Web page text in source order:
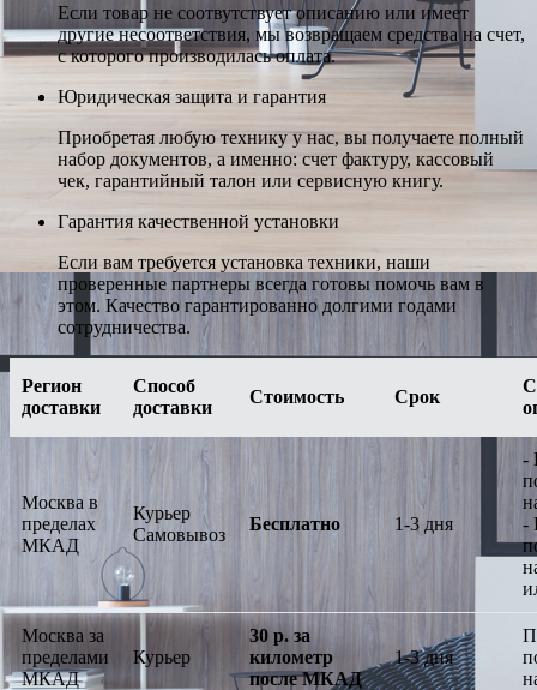
Если товар не соотвутствует описанию или имеет
другие несоответствия, мы возвращаем средства на счет,
с которого производилась оплата.
Юридическая защита и гарантия
Приобретая любую технику у нас, вы получаете полный
набор документов, а именно: счет фактуру, кассовый
чек, гарантийный талон или сервисную книгу.
Гарантия качественной установки
Если вам требуется установка техники, наши
проверенные партнеры всегда готовы помочь вам в
этом. Качество гарантированно долгими годами
сотрудничества.
Регион
доставки
Способ
доставки
Стоимость Срок
Москва в
пределах
МКАД
Курьер
Самовывоз
Бесплатно 1-3 дня
-
-
Москва за
пределами
МКАД
Курьер
30 р. за
километр
после МКАД
1-3 дня